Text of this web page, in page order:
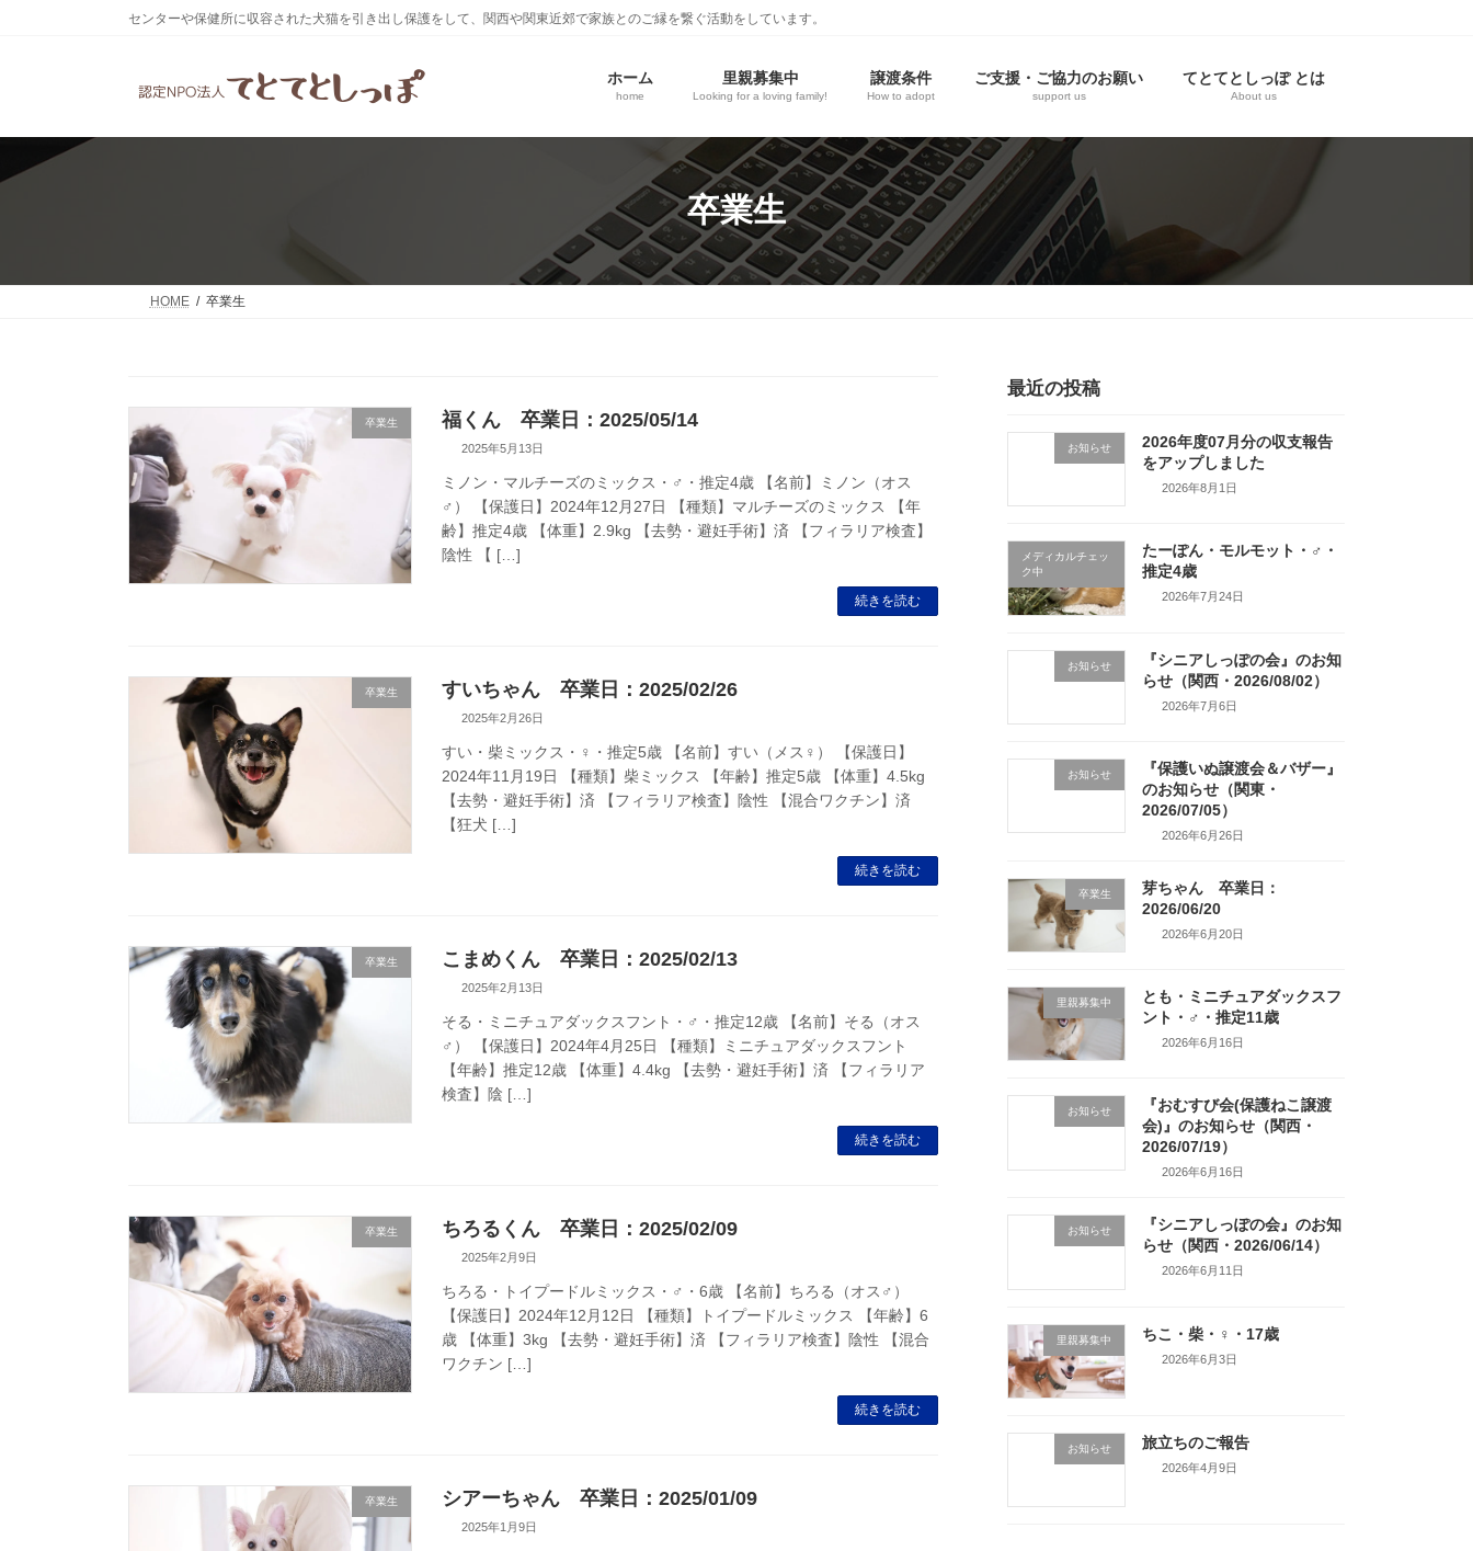
ス
ッ
ン
移
センターや保健所に収容された犬猫を引き出し保護をして、関西や関東近郊で家族とのご縁を繋ぐ活動をしています。
ホーム
home
里親募集中
Looking for a loving family!
譲渡条件
How to adopt
ご支援・ご協力のお願い
support us
てとてとしっぽ とは
About us
卒業生
HOME 卒業生
卒業生 福くん 卒業日：2025/05/14
2025年5月13日
ミノン・マルチーズのミックス・♂・推定4歳 【名前】ミノン（オス
♂） 【保護日】2024年12月27日 【種類】マルチーズのミックス 【年
齢】推定4歳 【体重】2.9kg 【去勢・避妊手術】済 【フィラリア検査】
陰性 【 […]
続きを読む
卒業生 すいちゃん 卒業日：2025/02/26
2025年2月26日
すい・柴ミックス・♀・推定5歳 【名前】すい（メス♀） 【保護日】
2024年11月19日 【種類】柴ミックス 【年齢】推定5歳 【体重】4.5kg
【去勢・避妊手術】済 【フィラリア検査】陰性 【混合ワクチン】済
【狂犬 […]
続きを読む
卒業生 こまめくん 卒業日：2025/02/13
2025年2月13日
そる・ミニチュアダックスフント・♂・推定12歳 【名前】そる（オス
♂） 【保護日】2024年4月25日 【種類】ミニチュアダックスフント
【年齢】推定12歳 【体重】4.4kg 【去勢・避妊手術】済 【フィラリア
検査】陰 […]
続きを読む
卒業生 ちろるくん 卒業日：2025/02/09
2025年2月9日
ちろる・トイプードルミックス・♂・6歳 【名前】ちろる（オス♂）
【保護日】2024年12月12日 【種類】トイプードルミックス 【年齢】6
歳 【体重】3kg 【去勢・避妊手術】済 【フィラリア検査】陰性 【混合
ワクチン […]
続きを読む
卒業生 シアーちゃん 卒業日：2025/01/09
2025年1月9日
最近の投稿
お知らせ
2026年度07月分の収支報告
をアップしました
2026年8月1日
メディカルチェッ
ク中
たーぽん・モルモット・♂・
推定4歳
2026年7月24日
お知らせ
『シニアしっぽの会』のお知
らせ（関西・2026/08/02）
2026年7月6日
お知らせ
『保護いぬ譲渡会＆バザー』
のお知らせ（関東・
2026/07/05）
2026年6月26日
卒業生
芽ちゃん 卒業日：
2026/06/20
2026年6月20日
里親募集中
とも・ミニチュアダックスフ
ント・♂・推定11歳
2026年6月16日
お知らせ
『おむすび会(保護ねこ譲渡
会)』のお知らせ（関西・
2026/07/19）
2026年6月16日
お知らせ
『シニアしっぽの会』のお知
らせ（関西・2026/06/14）
2026年6月11日
里親募集中 ちこ・柴・♀・17歳
2026年6月3日
お知らせ 旅立ちのご報告
2026年4月9日